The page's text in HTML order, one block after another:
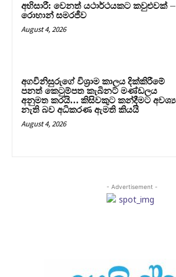
අභිසාරී: වෙනත් යථාර්ථයකට කවුළුවක් –
රොහාන් සමරජීව
August 4, 2026
අගවිනිසුරුගේ විශ්‍රාම කාලය දික්කිරීමේ
පනත් කෙටුම්පත කැබිනට් මණ්ඩලය
අනුමත කරයි… කිසිවකුට කන්දීමට අවශ්‍ය
නැති බව අධිකරණ ඇමති කියයි
August 4, 2026
- Advertisement -